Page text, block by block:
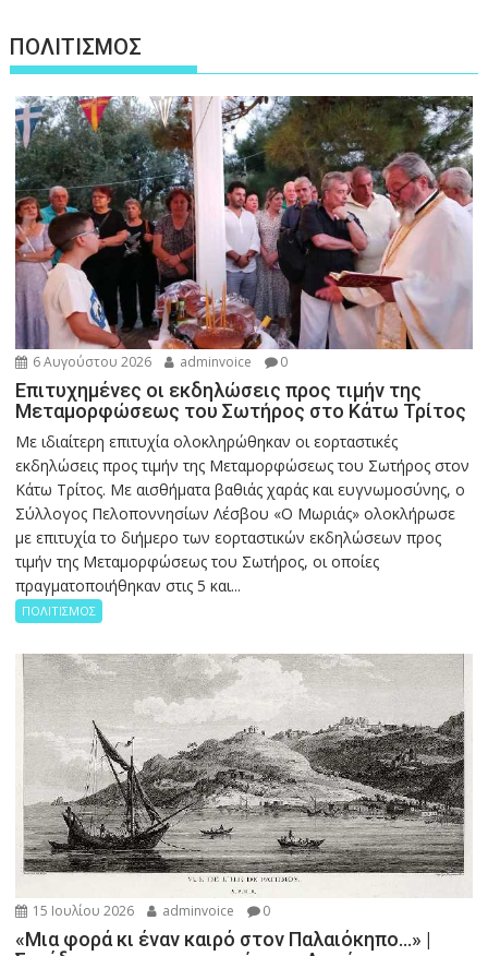
ΠΟΛΙΤΙΣΜΟΣ
6 Αυγούστου 2026 adminvoice 0
Επιτυχημένες οι εκδηλώσεις προς τιμήν της
Μεταμορφώσεως του Σωτήρος στο Κάτω Τρίτος
Με ιδιαίτερη επιτυχία ολοκληρώθηκαν οι εορταστικές
εκδηλώσεις προς τιμήν της Μεταμορφώσεως του Σωτήρος στον
Κάτω Τρίτος. Με αισθήματα βαθιάς χαράς και ευγνωμοσύνης, ο
Σύλλογος Πελοποννησίων Λέσβου «Ο Μωριάς» ολοκλήρωσε
με επιτυχία το διήμερο των εορταστικών εκδηλώσεων προς
τιμήν της Μεταμορφώσεως του Σωτήρος, οι οποίες
πραγματοποιήθηκαν στις 5 και...
ΠΟΛΙΤΙΣΜΟΣ
15 Ιουλίου 2026 adminvoice 0
«Μια φορά κι έναν καιρό στον Παλαιόκηπο…» |